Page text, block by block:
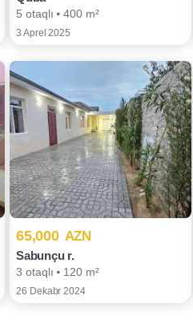
5 otaqlı ⦁ 400 m²
3 Aprel 2025
65,000 AZN
Sabunçu r.
3 otaqlı ⦁ 120 m²
26 Dekabr 2024